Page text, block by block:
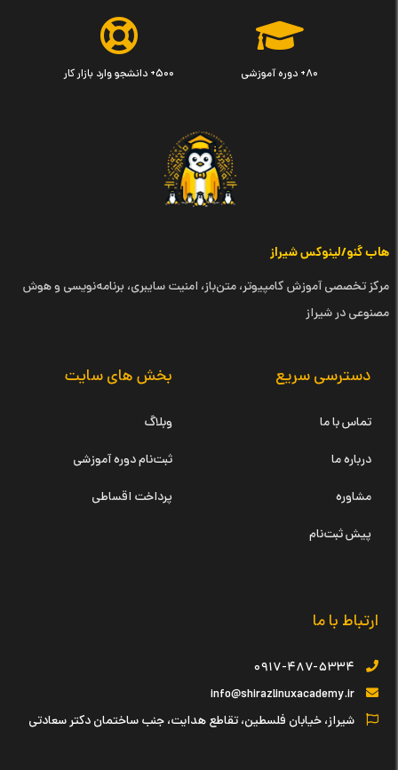
۸۰+ دوره آموزشی ۵۰۰+ دانشجو وارد بازار کار
هاب گنو/لینوکس شیراز
مرکز تخصصی آموزش کامپیوتر، متن‌باز، امنیت سایبری، برنامه‌نویسی و هوش
مصنوعی در شیراز
دسترسی سریع
تماس با ما
درباره ما
مشاوره
پیش ثبت‌نام
بخش های سایت
وبلاگ
ثبت‌نام دوره آموزشی
پرداخت اقساطی
ارتباط با ما
۰۹۱۷-۴۸۷-۵۳۳۴
info@shirazlinuxacademy.ir
شیراز، خیابان فلسطین، تقاطع هدایت، جنب ساختمان دکتر سعادتی